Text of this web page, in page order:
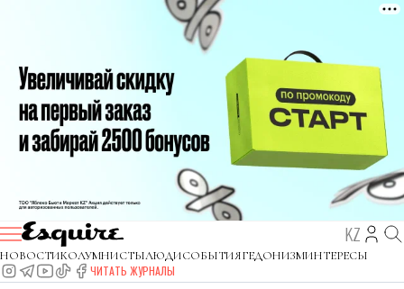
KZ
НОВОСТИКОЛУМНИСТЫЛЮДИСОБЫТИЯГЕДОНИЗМИНТЕРЕСЫ
ЧИТАТЬ ЖУРНАЛЫ